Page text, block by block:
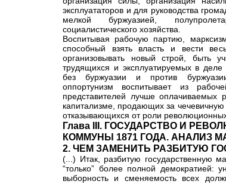
эксплуататоров и для руководства
мелкой буржуазией,
социалистического хозяйства.
Воспитывая рабочую партию,
способный взять власть и вести
организовывать новый строй, быть
трудящихся и эксплуатируемых в
без буржуазии и против
оппортунизм воспитывает из
представителей лучше оплачиваемых
капитализме, продающих за чечевичную
отказывающихся от роли
Глава III. ГОСУДАРСТВО И
КОММУНЫ 1871 ГОДА. АНАЛИЗ
2. ЧЕМ ЗАМЕНИТЬ РАЗБИТУЮ
(...) Итак, разбитую государственную
“только” более полной демократией:
выборность и сменяемость всех